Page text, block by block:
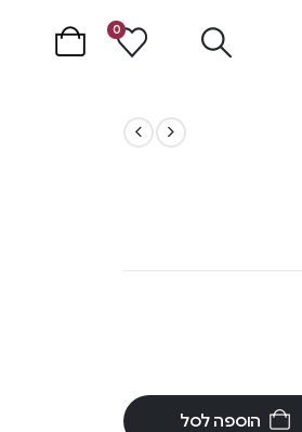
0
הוספה לסל